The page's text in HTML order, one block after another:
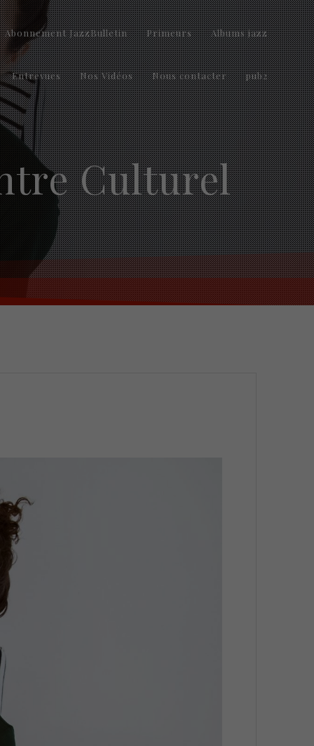
Abonnement JazzBulletin Primeurs Albums jazz
Entrevues Nos Vidéos Nous contacter pub2
Culturel